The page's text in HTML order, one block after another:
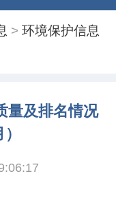
>环境保护信息
量及排名情况